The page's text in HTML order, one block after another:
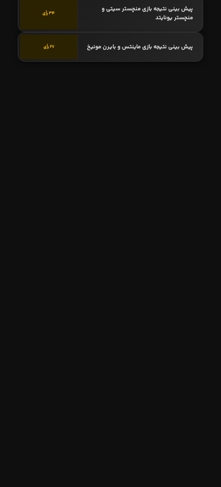
پیش بینی نتیجه بازی منچستر سیتی و
منچستر یونایتد
34 رأی
پیش بینی نتیجه بازی ماینتس و بایرن مونیخ 27 رأی